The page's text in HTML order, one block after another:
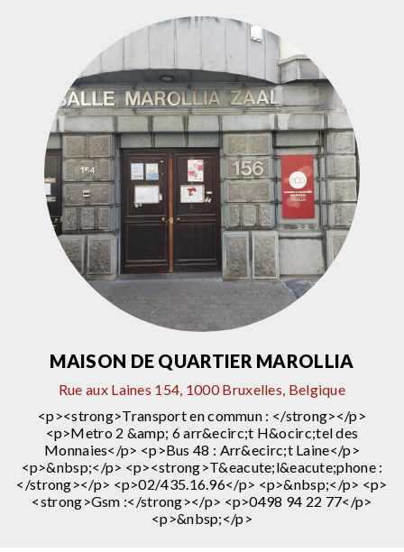
MAISON DE QUARTIER MAROLLIA
Rue aux Laines 154, 1000 Bruxelles, Belgique
<p><strong>Transport en commun : </strong></p>
<p>Metro 2 &amp; 6 arr&ecirc;t H&ocirc;tel des
Monnaies</p> <p>Bus 48 : Arr&ecirc;t Laine</p>
<p>&nbsp;</p> <p><strong>T&eacute;l&eacute;phone :
</strong></p> <p>02/435.16.96</p> <p>&nbsp;</p> <p>
<strong>Gsm :</strong></p> <p>0498 94 22 77</p>
<p>&nbsp;</p>